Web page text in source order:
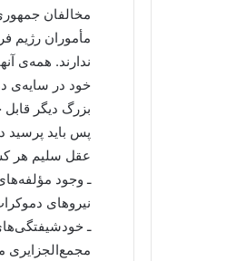
مخالفان
مأموران رژیم
ندارند. همه‌ی
خود در سایه‌ی
بزرگ دیگر
پس باید
عقل سلیم هر
ـ وجود
نیروهای
ـ
مجمع‌الجزایری